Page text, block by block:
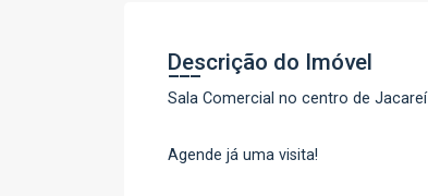
Descrição do Imóvel
Sala Comercial no centro de Jacareí
Agende já uma visita!